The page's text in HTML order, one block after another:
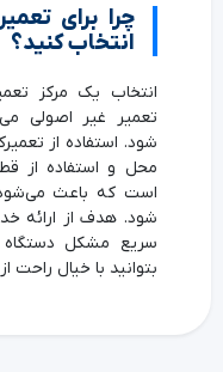
چرا برای
انتخاب کنید؟
انتخاب یک مرکز
تعمیر غیر اصولی
شود. استفاده از
محل و استفاده از
است که باعث می‌شود
شود. هدف از ارائه
سریع مشکل
بتوانید با خیال راحت